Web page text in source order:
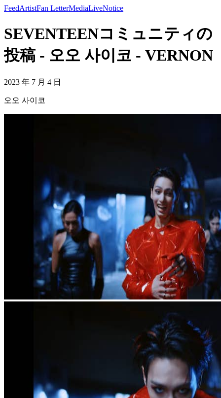
FeedArtistFan LetterMediaLiveNotice
SEVENTEENコミュニティの
投稿 - 오오 사이코 - VERNON
2023 年 7 月 4 日
오오 사이코